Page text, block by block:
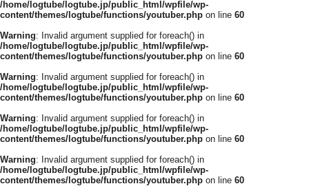
/home/logtube/logtube.jp/public_html/wpfile/wp-
content/themes/logtube/functions/youtuber.php on line 60
Warning: Invalid argument supplied for foreach() in
/home/logtube/logtube.jp/public_html/wpfile/wp-
content/themes/logtube/functions/youtuber.php on line 60
Warning: Invalid argument supplied for foreach() in
/home/logtube/logtube.jp/public_html/wpfile/wp-
content/themes/logtube/functions/youtuber.php on line 60
Warning: Invalid argument supplied for foreach() in
/home/logtube/logtube.jp/public_html/wpfile/wp-
content/themes/logtube/functions/youtuber.php on line 60
Warning: Invalid argument supplied for foreach() in
/home/logtube/logtube.jp/public_html/wpfile/wp-
content/themes/logtube/functions/youtuber.php on line 60